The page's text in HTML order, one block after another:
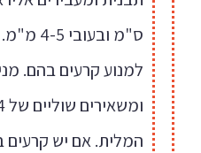
ס"מ
למנוע קרעים בהם.
המלית. אם יש